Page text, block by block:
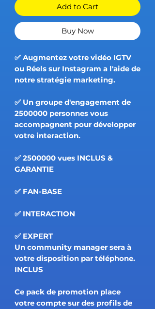
Add to Cart
Buy Now
✅ Augmentez votre vidéo IGTV
ou Réels sur Instagram a l'aide de
notre stratégie marketing.
✅ Un groupe d'engagement de
2500000 personnes vous
accompagnent pour développer
votre interaction.
✅ 2500000 vues INCLUS &
GARANTIE
✅ FAN-BASE
✅ INTERACTION
✅ EXPERT
Un community manager sera à
votre disposition par téléphone.
INCLUS
Ce pack de promotion place
votre compte sur des profils de